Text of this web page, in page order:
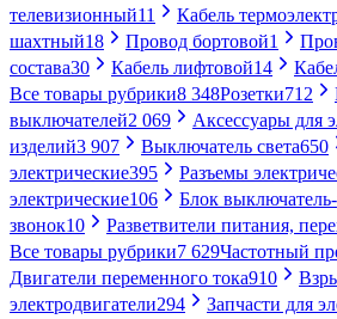
телевизионный11 Кабель
шахтный18 Провод бортовой1
состава30 Кабель лифтовой14
Все товары рубрики8 348Розетки712
выключателей2 069
Аксессуары для
изделий3 907 Выключатель света650
электрические395 Разъемы
электрические106 Блок выключатель-
звонок10 Разветвители питания,
Все товары рубрики7 629Частотный
Двигатели переменного тока910
электродвигатели294 Запчасти для